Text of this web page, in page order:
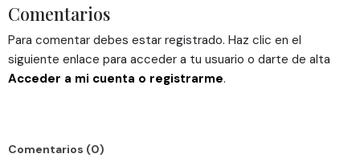
Comentarios
Para comentar debes estar registrado. Haz clic en el
siguiente enlace para acceder a tu usuario o darte de alta
Acceder a mi cuenta o registrarme.
Comentarios (0)